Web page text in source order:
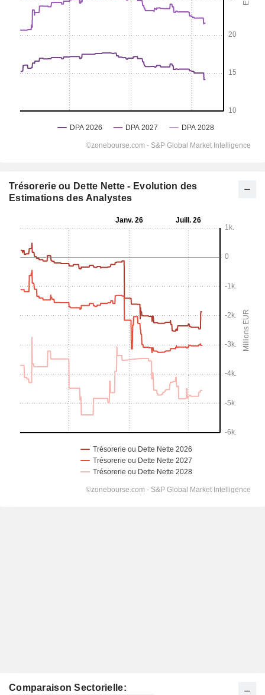
Trésorerie ou Dette Nette - Evolution des
Estimations des Analystes
Comparaison Sectorielle: